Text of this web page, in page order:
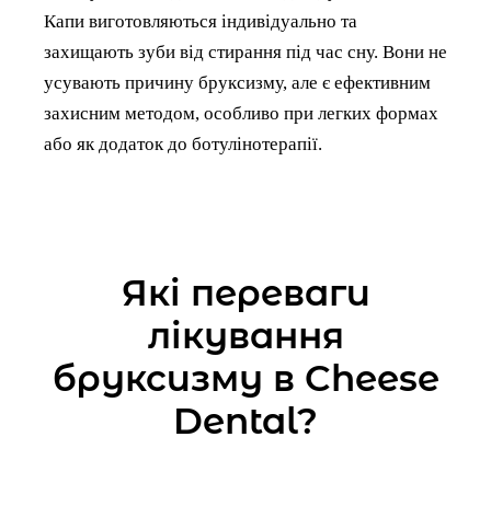
Капи виготовляються індивідуально та
захищають зуби від стирання під час сну. Вони не
усувають причину бруксизму, але є ефективним
захисним методом, особливо при легких формах
або як додаток до ботулінотерапії.
Які переваги
лікування
бруксизму в Cheese
Dental?